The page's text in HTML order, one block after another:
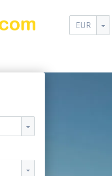
EUR